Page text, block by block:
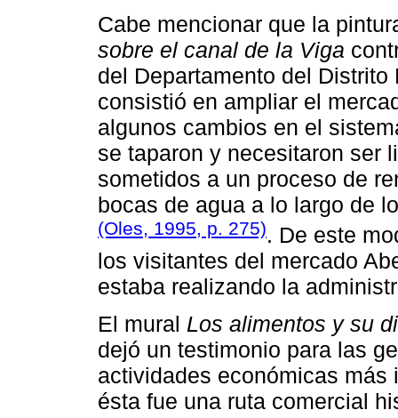
Cabe mencionar que la
sobre el canal de la Viga
del Departamento del
consistió en ampliar el
algunos cambios en el
se taparon y necesitaron ser
sometidos a un proceso de
bocas de agua a lo largo de
(Oles, 1995, p. 275). De este
los visitantes del mercado
estaba realizando la
El mural Los alimentos y su
dejó un testimonio para las
actividades económicas
ésta fue una ruta comercial